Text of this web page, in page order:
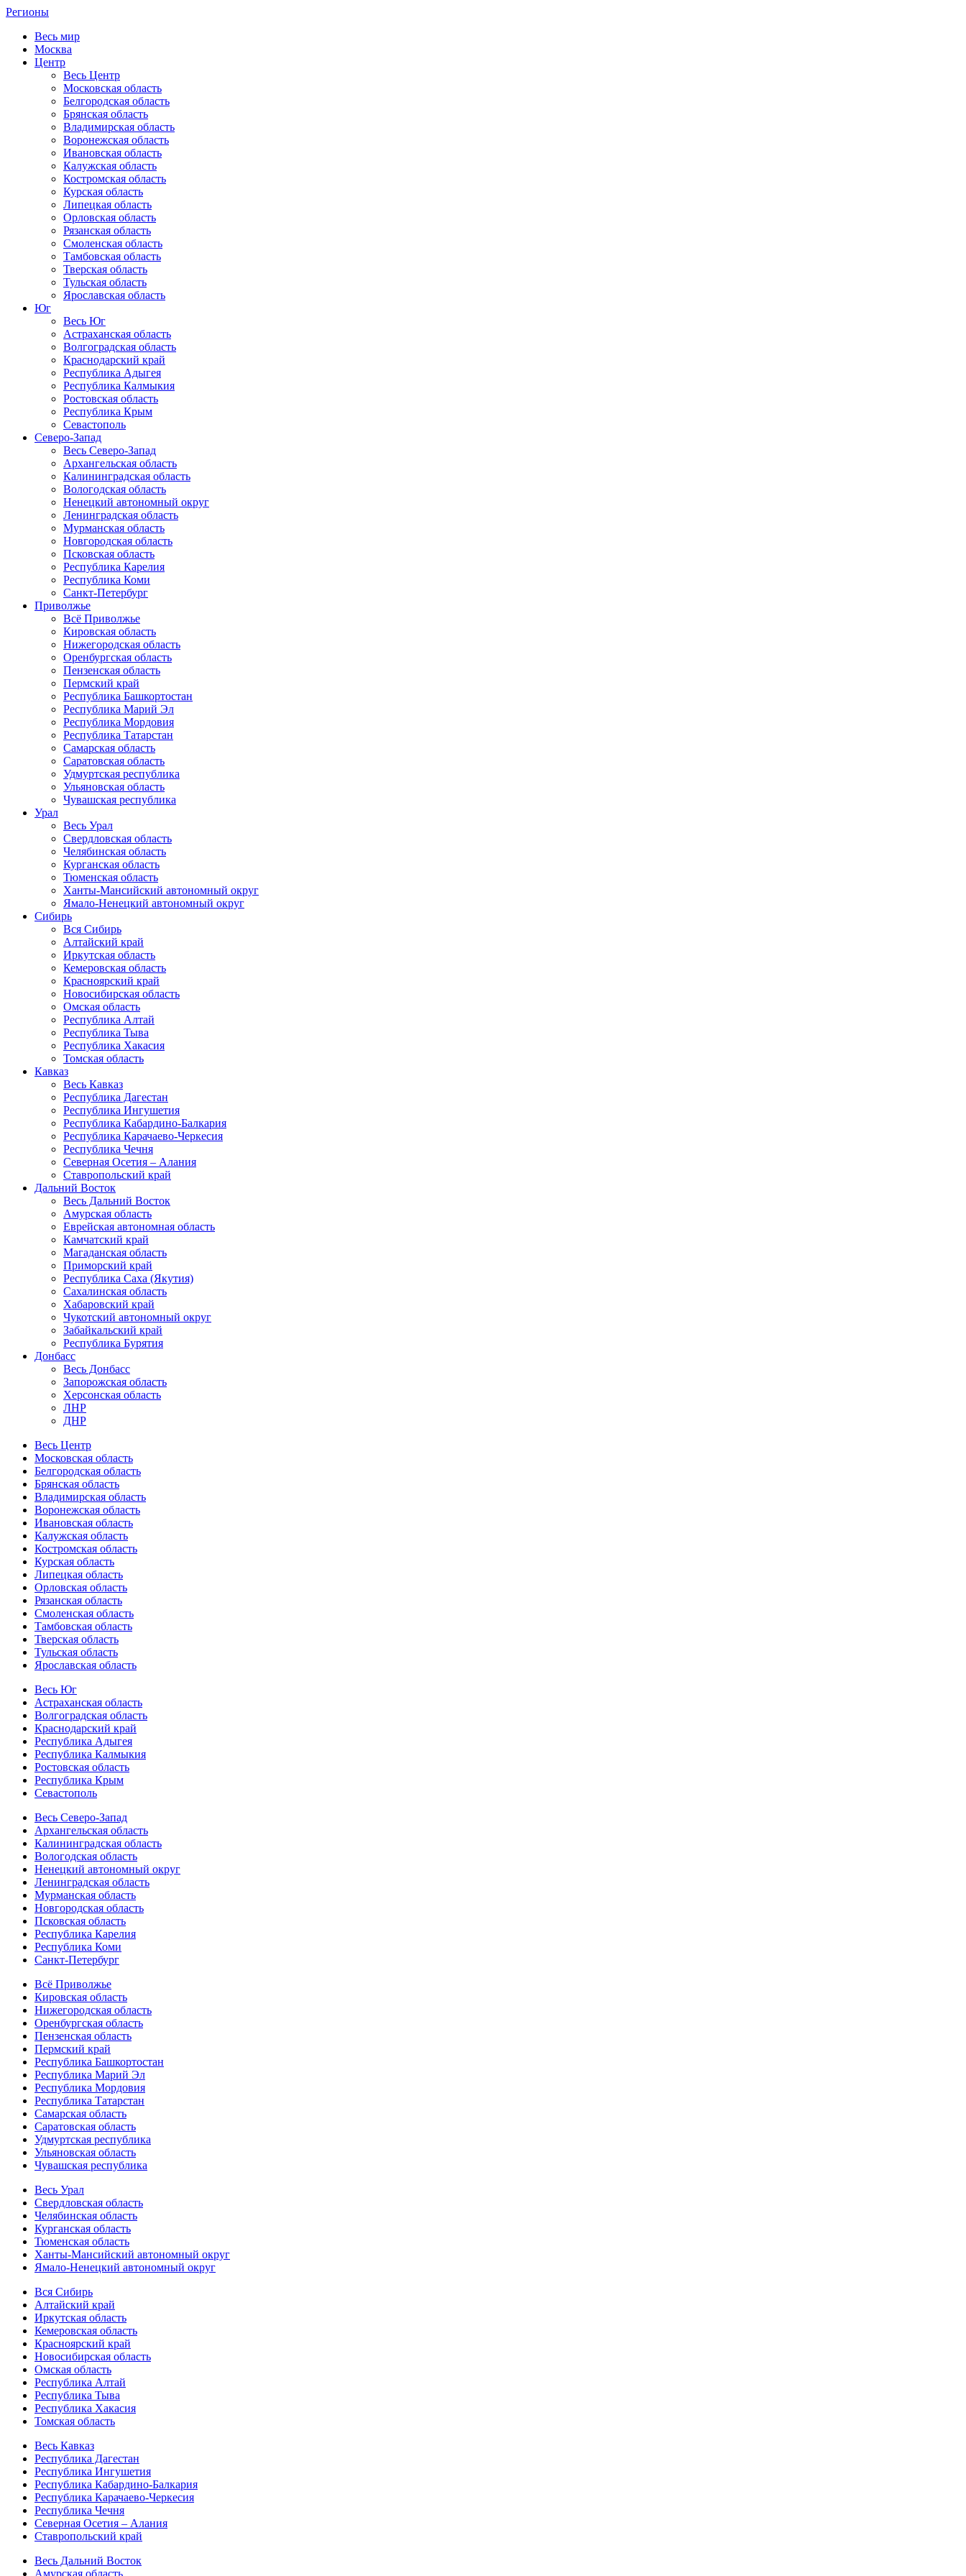
Регионы
Весь мир
Москва
Центр
Весь Центр
Московская область
Белгородская область
Брянская область
Владимирская область
Воронежская область
Ивановская область
Калужская область
Костромская область
Курская область
Липецкая область
Орловская область
Рязанская область
Смоленская область
Тамбовская область
Тверская область
Тульская область
Ярославская область
Юг
Весь Юг
Астраханская область
Волгоградская область
Краснодарский край
Республика Адыгея
Республика Калмыкия
Ростовская область
Республика Крым
Севастополь
Северо-Запад
Весь Северо-Запад
Архангельская область
Калининградская область
Вологодская область
Ненецкий автономный округ
Ленинградская область
Мурманская область
Новгородская область
Псковская область
Республика Карелия
Республика Коми
Санкт-Петербург
Приволжье
Всё Приволжье
Кировская область
Нижегородская область
Оренбургская область
Пензенская область
Пермский край
Республика Башкортостан
Республика Марий Эл
Республика Мордовия
Республика Татарстан
Самарская область
Саратовская область
Удмуртская республика
Ульяновская область
Чувашская республика
Урал
Весь Урал
Свердловская область
Челябинская область
Курганская область
Тюменская область
Ханты-Мансийский автономный округ
Ямало-Ненецкий автономный округ
Сибирь
Вся Сибирь
Алтайский край
Иркутская область
Кемеровская область
Красноярский край
Новосибирская область
Омская область
Республика Алтай
Республика Тыва
Республика Хакасия
Томская область
Кавказ
Весь Кавказ
Республика Дагестан
Республика Ингушетия
Республика Кабардино-Балкария
Республика Карачаево-Черкесия
Республика Чечня
Северная Осетия – Алания
Ставропольский край
Дальний Восток
Весь Дальний Восток
Амурская область
Еврейская автономная область
Камчатский край
Магаданская область
Приморский край
Республика Саха (Якутия)
Сахалинская область
Хабаровский край
Чукотский автономный округ
Забайкальский край
Республика Бурятия
Донбасс
Весь Донбасс
Запорожская область
Херсонская область
ЛНР
ДНР
Весь Центр
Московская область
Белгородская область
Брянская область
Владимирская область
Воронежская область
Ивановская область
Калужская область
Костромская область
Курская область
Липецкая область
Орловская область
Рязанская область
Смоленская область
Тамбовская область
Тверская область
Тульская область
Ярославская область
Весь Юг
Астраханская область
Волгоградская область
Краснодарский край
Республика Адыгея
Республика Калмыкия
Ростовская область
Республика Крым
Севастополь
Весь Северо-Запад
Архангельская область
Калининградская область
Вологодская область
Ненецкий автономный округ
Ленинградская область
Мурманская область
Новгородская область
Псковская область
Республика Карелия
Республика Коми
Санкт-Петербург
Всё Приволжье
Кировская область
Нижегородская область
Оренбургская область
Пензенская область
Пермский край
Республика Башкортостан
Республика Марий Эл
Республика Мордовия
Республика Татарстан
Самарская область
Саратовская область
Удмуртская республика
Ульяновская область
Чувашская республика
Весь Урал
Свердловская область
Челябинская область
Курганская область
Тюменская область
Ханты-Мансийский автономный округ
Ямало-Ненецкий автономный округ
Вся Сибирь
Алтайский край
Иркутская область
Кемеровская область
Красноярский край
Новосибирская область
Омская область
Республика Алтай
Республика Тыва
Республика Хакасия
Томская область
Весь Кавказ
Республика Дагестан
Республика Ингушетия
Республика Кабардино-Балкария
Республика Карачаево-Черкесия
Республика Чечня
Северная Осетия – Алания
Ставропольский край
Весь Дальний Восток
Амурская область